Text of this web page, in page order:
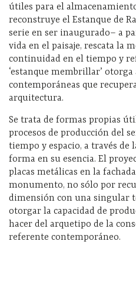
útiles para el
reconstruye el Estanque de
serie en ser inaugurado– a
vida en el paisaje, rescata la
continuidad en el tiempo y
‘estanque membrillar’
contemporáneas que
arquitectura.
Se trata de formas propias
procesos de producción del
tiempo y espacio, a través de
forma en su esencia. El
placas metálicas en la
monumento, no sólo por
dimensión con una singular
otorgar la capacidad de
hacer del arquetipo de la
referente contemporáneo.